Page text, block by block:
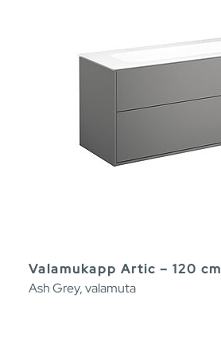
Valamukapp Artic – 120 cm
Ash Grey, valamuta